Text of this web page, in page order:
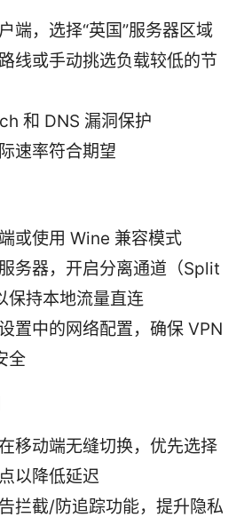
端，选择“英国”服务器区域
线或手动挑选负载较低的节
和 DNS 漏洞保护
速率符合期望
或使用 Wine 兼容模式
务器，开启分离通道（Split
保持本地流量直连
置中的网络配置，确保 VPN
全
移动端无缝切换，优先选择
以降低延迟
拦截/防追踪功能，提升隐私